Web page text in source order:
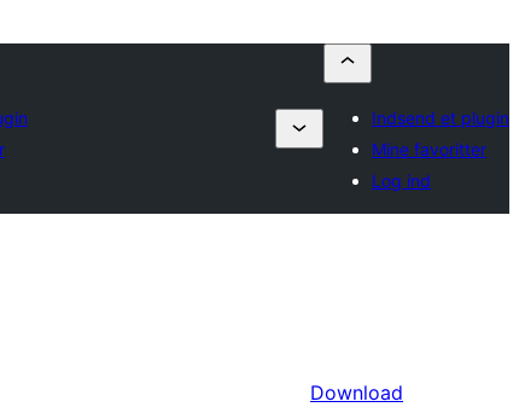
Indsend et plugin
Mine favoritter
Log ind
Download